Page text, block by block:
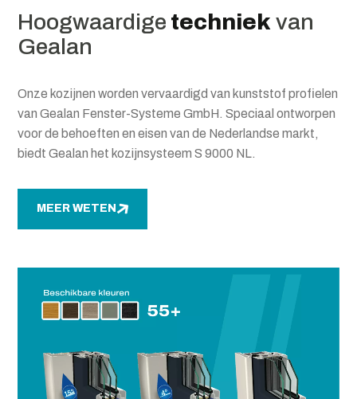
Hoogwaardige techniek van
Gealan
Onze kozijnen worden vervaardigd van kunststof profielen
van Gealan Fenster-Systeme GmbH. Speciaal ontworpen
voor de behoeften en eisen van de Nederlandse markt,
biedt Gealan het kozijnsysteem S 9000 NL.
MEER WETEN